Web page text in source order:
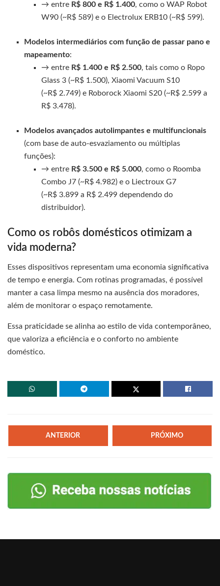
→ entre R$ 800 e R$ 1.400, como o WAP Robot
W90 (~R$ 589) e o Electrolux ERB10 (~R$ 599).
Modelos intermediários com função de passar pano e
mapeamento:
→ entre R$ 1.400 e R$ 2.500, tais como o Ropo
Glass 3 (~R$ 1.500), Xiaomi Vacuum S10
(~R$ 2.749) e Roborock Xiaomi S20 (~R$ 2.599 a
R$ 3.478).
Modelos avançados autolimpantes e multifuncionais
(com base de auto-esvaziamento ou múltiplas
funções):
→ entre R$ 3.500 e R$ 5.000, como o Roomba
Combo J7 (~R$ 4.982) e o Liectroux G7
(~R$ 3.899 a R$ 2.499 dependendo do
distribuidor).
Como os robôs domésticos otimizam a
vida moderna?
Esses dispositivos representam uma economia significativa
de tempo e energia. Com rotinas programadas, é possível
manter a casa limpa mesmo na ausência dos moradores,
além de monitorar o espaço remotamente.
Essa praticidade se alinha ao estilo de vida contemporâneo,
que valoriza a eficiência e o conforto no ambiente
doméstico.
ANTERIOR PRÓXIMO